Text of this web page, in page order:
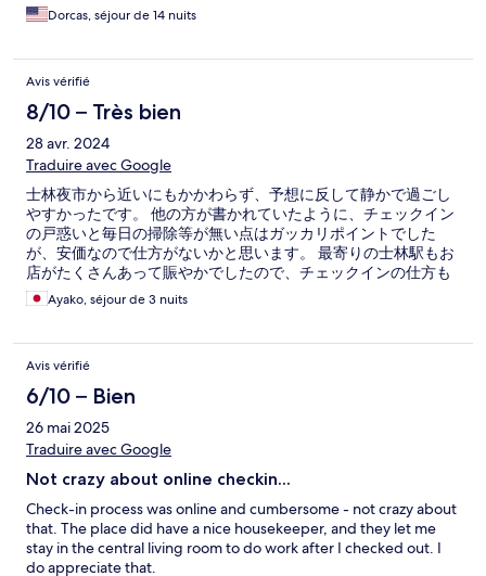
Dorcas, séjour de 14 nuits
Avis vérifié
8/10 – Très bien
28 avr. 2024
Traduire avec Google
士林夜市から近いにもかかわらず、予想に反して静かで過ごし
やすかったです。 他の方が書かれていたように、チェックイン
の戸惑いと毎日の掃除等が無い点はガッカリポイントでした
が、安価なので仕方がないかと思います。 最寄りの士林駅もお
店がたくさんあって賑やかでしたので、チェックインの仕方も
わかりましたし、次もぜひリピートしたい宿泊施設です。
Ayako, séjour de 3 nuits
Avis vérifié
6/10 – Bien
26 mai 2025
Traduire avec Google
Not crazy about online checkin...
Check-in process was online and cumbersome - not crazy about
that. The place did have a nice housekeeper, and they let me
stay in the central living room to do work after I checked out. I
do appreciate that.